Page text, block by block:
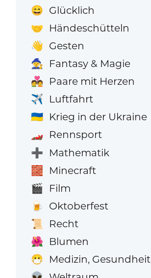
😄 Glücklich
🤝 Händeschütteln
👋 Gesten
🧙 Fantasy & Magie
💑 Paare mit Herzen
✈️ Luftfahrt
🇺🇦 Krieg in der Ukraine
🏎️ Rennsport
➕ Mathematik
🧱 Minecraft
🎬 Film
🍺 Oktoberfest
📜 Recht
🌺 Blumen
😷 Medizin, Gesundheit